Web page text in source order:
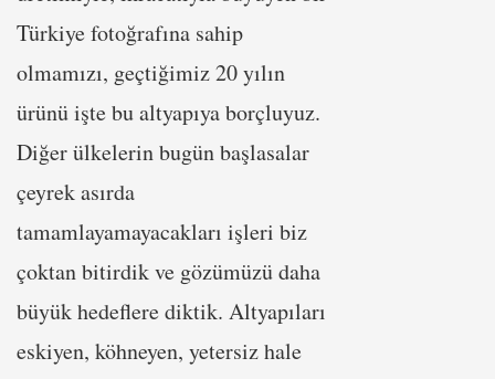
Türkiye fotoğrafına sahip
olmamızı, geçtiğimiz 20 yılın
ürünü işte bu altyapıya borçluyuz.
Diğer ülkelerin bugün başlasalar
çeyrek asırda
tamamlayamayacakları işleri biz
çoktan bitirdik ve gözümüzü daha
büyük hedeflere diktik. Altyapıları
eskiyen, köhneyen, yetersiz hale